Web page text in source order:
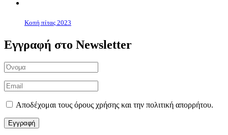
Κοπή πίτας 2023
Εγγραφή στο Newsletter
Αποδέχομαι τους όρους χρήσης και την πολιτική απορρήτου.